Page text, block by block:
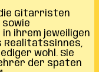
Gitarristen
sowie
ihrem jeweiligen
Realitätssinnes,
wohl. Sie
der späten